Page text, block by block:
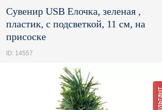
Сувенир USB Елочка, зеленая ,
пластик, с подсветкой, 11 см, на
присоске
ID: 14557